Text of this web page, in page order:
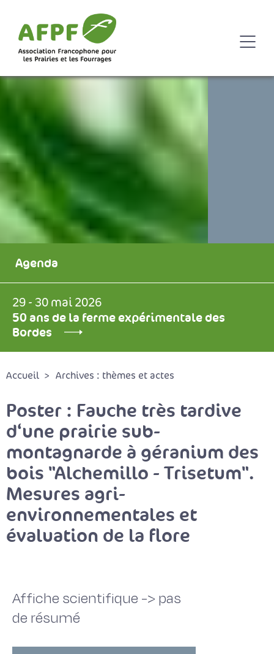
Agenda
29 - 30 mai 2026
50 ans de la ferme expérimentale des
Bordes
Accueil Archives : thèmes et actes
Poster : Fauche très tardive
d‘une prairie sub-
montagnarde à géranium des
bois "Alchemillo - Trisetum".
Mesures agri-
environnementales et
évaluation de la flore
Affiche scientifique -> pas
de résumé